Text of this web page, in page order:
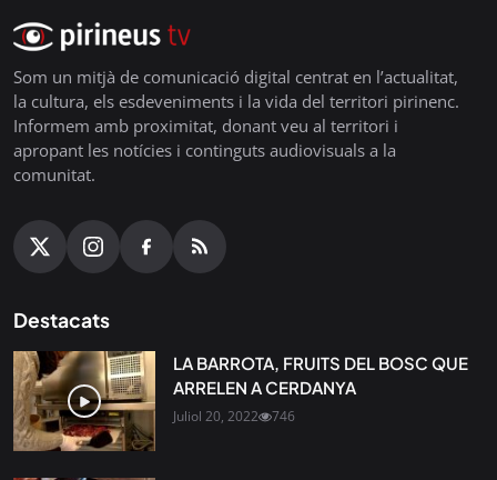
Som un mitjà de comunicació digital centrat en l’actualitat,
la cultura, els esdeveniments i la vida del territori pirinenc.
Informem amb proximitat, donant veu al territori i
apropant les notícies i continguts audiovisuals a la
comunitat.
Destacats
LA BARROTA, FRUITS DEL BOSC QUE
ARRELEN A CERDANYA
Juliol 20, 2022 746